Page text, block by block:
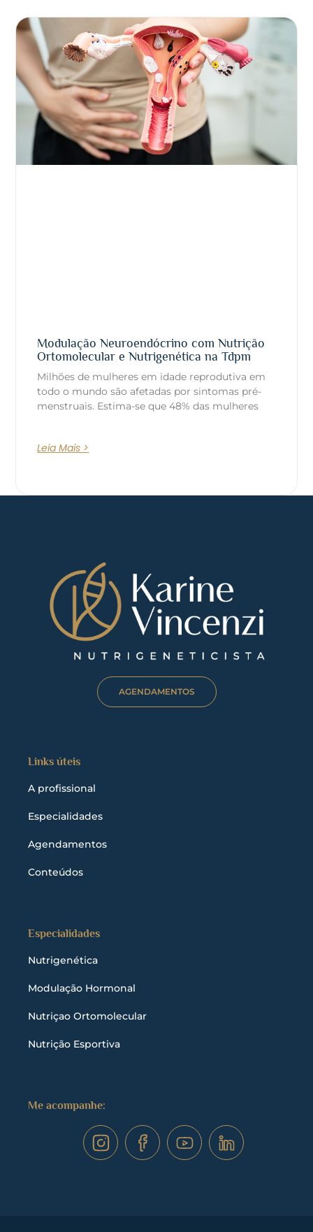
Modulação Neuroendócrino com Nutrição
Ortomolecular e Nutrigenética na Tdpm
Milhões de mulheres em idade reprodutiva em
todo o mundo são afetadas por sintomas pré-
menstruais. Estima-se que 48% das mulheres
Leia Mais >
AGENDAMENTOS
Links úteis
A profissional
Especialidades
Agendamentos
Conteúdos
Especialidades
Nutrigenética
Modulação Hormonal
Nutriçao Ortomolecular
Nutrição Esportiva
Me acompanhe: